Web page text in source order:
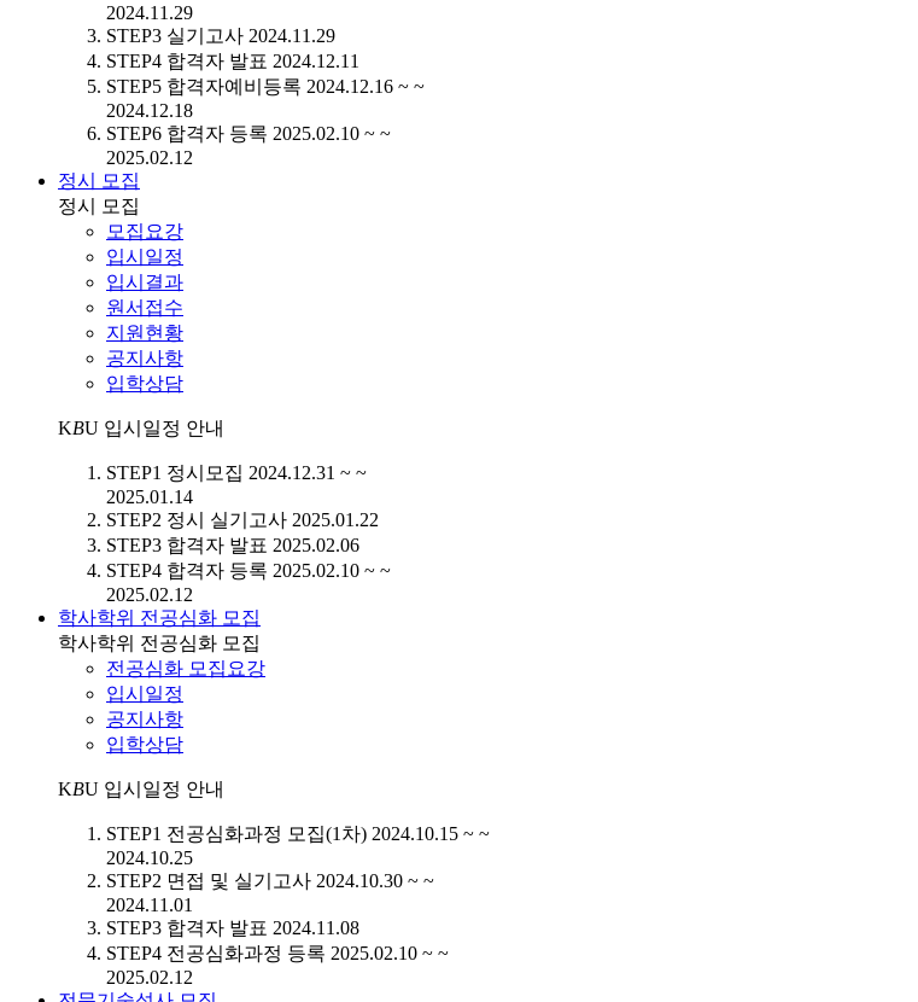
2024.11.29
STEP3 실기고사 2024.11.29
STEP4 합격자 발표 2024.12.11
STEP5 합격자예비등록 2024.12.16 ~ ~
2024.12.18
STEP6 합격자 등록 2025.02.10 ~ ~
2025.02.12
정시 모집
정시 모집
모집요강
입시일정
입시결과
원서접수
지원현황
공지사항
입학상담
KBU 입시일정 안내
STEP1 정시모집 2024.12.31 ~ ~
2025.01.14
STEP2 정시 실기고사 2025.01.22
STEP3 합격자 발표 2025.02.06
STEP4 합격자 등록 2025.02.10 ~ ~
2025.02.12
학사학위 전공심화 모집
학사학위 전공심화 모집
전공심화 모집요강
입시일정
공지사항
입학상담
KBU 입시일정 안내
STEP1 전공심화과정 모집(1차) 2024.10.15 ~ ~
2024.10.25
STEP2 면접 및 실기고사 2024.10.30 ~ ~
2024.11.01
STEP3 합격자 발표 2024.11.08
STEP4 전공심화과정 등록 2025.02.10 ~ ~
2025.02.12